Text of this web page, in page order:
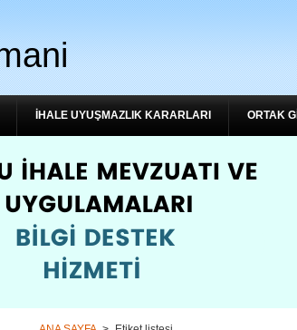
İHALE UYUŞMAZLIK KARARLARI ORTAK